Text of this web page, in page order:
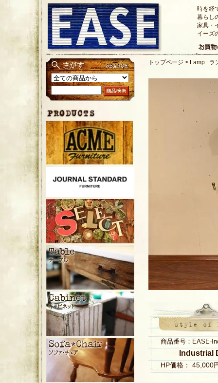
時を経
暮らし
家具・
イーズ
トップページ > Lamp : ラ
商品番号：EASE-
Industrial
HP価格： 45,000